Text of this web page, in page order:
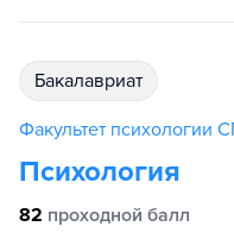
бакалавриат
Факультет психологии
Психология
82 проходной балл